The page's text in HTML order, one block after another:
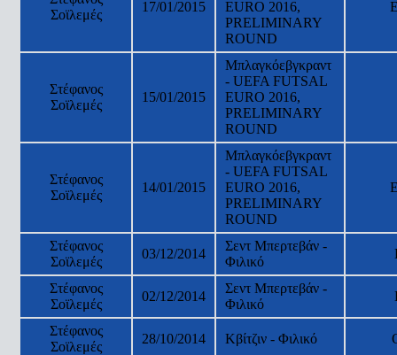
Σοϊλεμές
17/01/2015
EURO 2016,
PRELIMINARY
ROUND
Στέφανος
Σοϊλεμές
15/01/2015
Μπλαγκόεβγκραντ
- UEFA FUTSAL
EURO 2016,
PRELIMINARY
ROUND
Στέφανος
Σοϊλεμές
14/01/2015
Μπλαγκόεβγκραντ
- UEFA FUTSAL
EURO 2016,
PRELIMINARY
ROUND
Στέφανος
Σοϊλεμές
03/12/2014
Σεντ Μπερτεβάν -
Φιλικό
Στέφανος
Σοϊλεμές
02/12/2014
Σεντ Μπερτεβάν -
Φιλικό
Στέφανος
Σοϊλεμές
28/10/2014 Κβίτζιν - Φιλικό